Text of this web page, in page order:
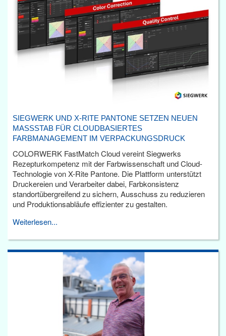
SIEGWERK UND X-RITE PANTONE SETZEN NEUEN
MASSSTAB FÜR CLOUDBASIERTES F
ARBMANAGEMENT IM VERPACKUNGSDRUCK
COLORWERK FastMatch Cloud vereint Siegwerks
Rezepturkompetenz mit der Farbwissenschaft und Cloud-
Technologie von X-Rite Pantone. Die Plattform unterstützt
Druckereien und Verarbeiter dabei, Farbkonsistenz
standortübergreifend zu sichern, Ausschuss zu reduzieren
und Produktionsabläufe effizienter zu gestalten.
Weiterlesen...